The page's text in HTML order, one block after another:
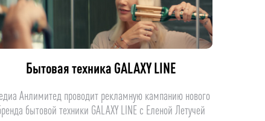
Бытовая техника GALAXY LINE
Анлимитед проводит рекламную кампанию нового
бытовой техники GALAXY LINE с Еленой Летучей